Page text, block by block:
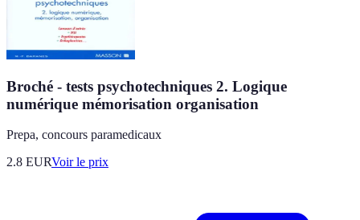
Broché - tests psychotechniques 2. Logique
numérique mémorisation organisation
Prepa, concours paramedicaux
2.8 EURVoir le prix